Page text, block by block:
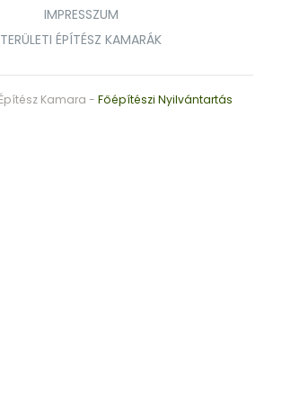
IMPRESSZUM
TERÜLETI ÉPÍTÉSZ KAMARÁK
Kamara - Főépítészi Nyilvántartás